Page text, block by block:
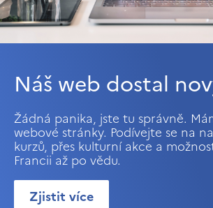
Náš web dostal
Žádná panika, jste tu správně.
webové stránky. Podívejte se na
kurzů, přes kulturní akce a
Francii až po vědu.
Zjistit více